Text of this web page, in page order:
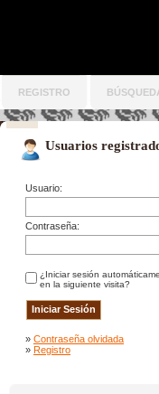
REGISTRO
Usuarios
Usuario:
Contraseña:
¿Iniciar sesión
en la siguiente visita?
» Contraseña olvidada
» Registro